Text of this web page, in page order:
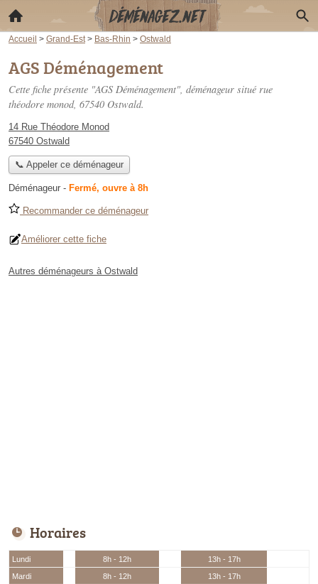
Accueil > Grand-Est > Bas-Rhin > Ostwald
AGS Déménagement
Cette fiche présente "AGS Déménagement", déménageur situé rue
théodore monod, 67540 Ostwald.
14 Rue Théodore Monod
67540 Ostwald
📞 Appeler ce déménageur
Déménageur - Fermé, ouvre à 8h
Recommander ce déménageur
Améliorer cette fiche
Autres déménageurs à Ostwald
Horaires
Lundi 8h - 12h
13h - 17h
Mardi
8h - 12h
13h - 17h